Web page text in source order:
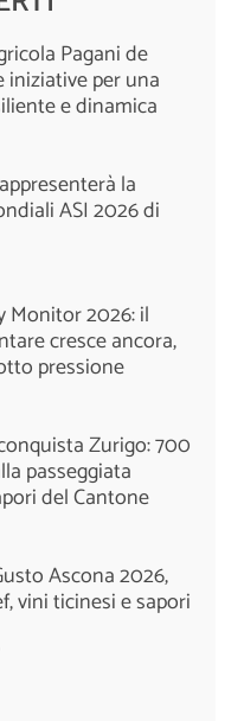
Pagani de
iniziative per una
e dinamica
la
ASI 2026 di
Monitor 2026: il
cresce ancora,
pressione
Zurigo: 700
passeggiata
del Cantone
Ascona 2026,
vini ticinesi e sapori